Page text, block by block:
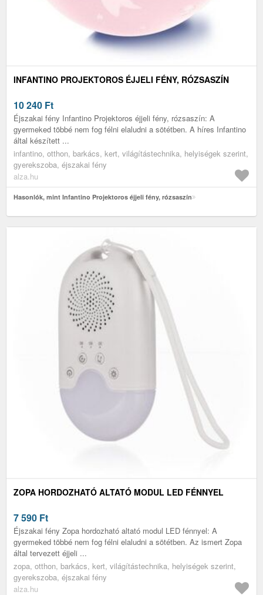
INFANTINO PROJEKTOROS ÉJJELI FÉNY, RÓZSASZÍN
10 240 Ft
Éjszakai fény Infantino Projektoros éjjeli fény, rózsaszín: A
gyermeked többé nem fog félni elaludni a sötétben. A híres Infantino
által készített ...
infantino, otthon, barkács, kert, világítástechnika, helyiségek szerint,
gyerekszoba, éjszakai fény
alza.hu
Hasonlók, mint Infantino Projektoros éjjeli fény, rózsaszín
ZOPA HORDOZHATÓ ALTATÓ MODUL LED FÉNNYEL
7 590 Ft
Éjszakai fény Zopa hordozható altató modul LED fénnyel: A
gyermeked többé nem fog félni elaludni a sötétben. Az ismert Zopa
által tervezett éjjeli ...
zopa, otthon, barkács, kert, világítástechnika, helyiségek szerint,
gyerekszoba, éjszakai fény
alza.hu